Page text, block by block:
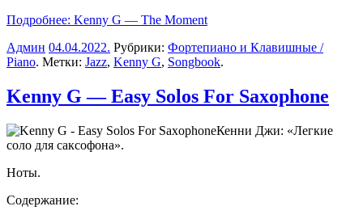
Подробнее: Kenny G — The Moment
Админ 04.04.2022. Рубрики: Фортепиано и Клавишные /
Piano. Метки: Jazz, Kenny G, Songbook.
Kenny G — Easy Solos For Saxophone
Кенни Джи: «Легкие
соло для саксофона».
Ноты.
Содержание: